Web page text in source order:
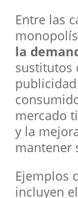
Entre las
la
sustitutos
mercado
y la
mantener
Ejemplos
incluyen